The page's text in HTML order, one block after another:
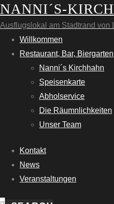
NANNI´S-
Ausflugslokal am Stadtrand von
Willkommen
Restaurant, Bar, Biergarten
Nanni´s Kirchhahn
Speisenkarte
Abholservice
Die Räumnlichkeiten
Unser Team
Kontakt
News
Veranstaltungen